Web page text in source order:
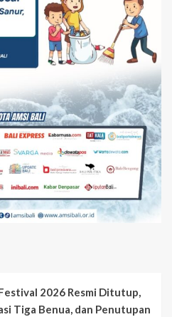
2026 Resmi Ditutup,
Tiga Benua, dan Penutupan